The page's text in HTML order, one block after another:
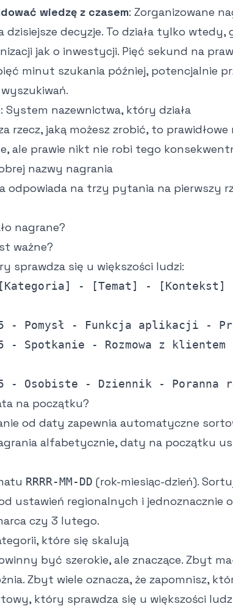
wiedzę z czasem: Zorganizowane
dzisiejsze decyzje. To działa tylko wtedy,
jak o inwestycji. Pięć sekund na
minut szukania później, potencjalnie
System nazewnictwa, który działa
rzecz, jaką możesz zrobić, to
ale prawie nikt nie robi tego
nazwy nagrania
odpowiada na trzy pytania na pierwszy
nagrane?
ważne?
sprawdza się u większości ludzi:
- Pomysł - Funkcja aplikacji -
- Spotkanie - Rozmowa z klientem
- Osobiste - Dziennik - Poranna
na początku?
od daty zapewnia automatyczne
alfabetycznie, daty na początku
RRRR-MM-DD (rok-miesiąc-dzień).
ustawień regionalnych i jednoznacznie
czy 3 lutego.
które się skalują
być szerokie, ale znaczące. Zbyt
Zbyt wiele oznacza, że zapomnisz,
który sprawdza się u większości